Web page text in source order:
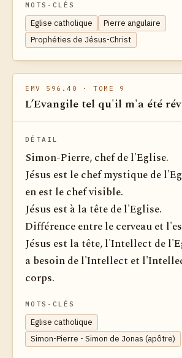
MOTS-CLÉS
Eglise catholique
Pierre angulaire
Prophéties de Jésus-Christ
EMV 596.40 · TOME 9
L’Evangile tel qu'il m'a été
DÉTAIL
Simon-Pierre, chef de l'Eglise.
Jésus est le chef mystique de
en est le chef visible.
Jésus est à la tête de l'Eglise.
Différence entre le cerveau et
Jésus est la tête, l'Intellect de
a besoin de l'Intellect et
corps.
MOTS-CLÉS
Eglise catholique
Simon-Pierre - Simon de Jonas (apôtre)